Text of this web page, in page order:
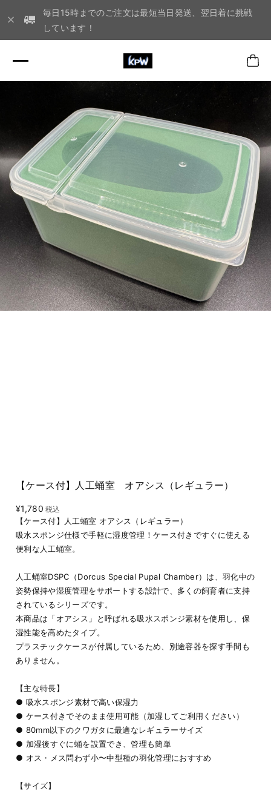
毎日15時までのご注文は最短当日発送、翌日着に挑戦
しています！
【ケース付】人工蛹室 オアシス（レギュラー）
¥1,780 税込
【ケース付】人工蛹室 オアシス（レギュラー）
吸水スポンジ仕様で手軽に湿度管理！ケース付きですぐに使える
便利な人工蛹室。
人工蛹室DSPC（Dorcus Special Pupal Chamber）は、羽化中の
姿勢保持や湿度管理をサポートする設計で、多くの飼育者に支持
されているシリーズです。
本商品は「オアシス」と呼ばれる吸水スポンジ素材を使用し、保
湿性能を高めたタイプ。
プラスチックケースが付属しているため、別途容器を探す手間も
ありません。
【主な特長】
● 吸水スポンジ素材で高い保湿力
● ケース付きでそのまま使用可能（加湿してご利用ください）
● 80mm以下のクワガタに最適なレギュラーサイズ
● 加湿後すぐに蛹を設置でき、管理も簡単
● オス・メス問わず小〜中型種の羽化管理におすすめ
【サイズ】